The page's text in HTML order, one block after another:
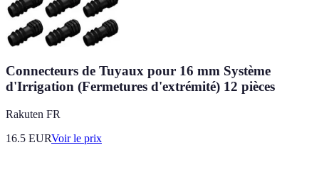
Connecteurs de Tuyaux pour 16 mm Système
d'Irrigation (Fermetures d'extrémité) 12 pièces
Rakuten FR
16.5 EURVoir le prix